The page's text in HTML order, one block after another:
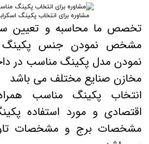
مشاوره برای انتخاب پکینگ
تخصص ما محاسبه و تعیین
مشخص نمودن جنس
نمودن مدل پکینگ مناسب در
مخازن صنایع مختلف می باشد
انتخاب پکینگ مناسب
اقتصادی و مورد استفاده
مشخصات برج و مشخصات